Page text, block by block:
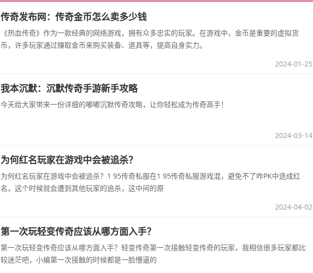
传奇发布网：传奇金币怎么卖多少钱
《热血传奇》作为一款经典的网络游戏，拥有众多忠实的玩家。在游戏中，金币是重要的虚拟货
币，许多玩家通过赚取金币来购买装备、道具等，提高自身实力。
2024-01-25
我本沉默：沉默传奇手游新手攻略
今天给大家带来一份详细的嘟嘟沉默传奇攻略，让你轻松成为传奇高手！
2024-03-14
为何红名玩家在游戏中会被追杀？
为何红名玩家在游戏中会被追杀？1 95传奇私服在1 95传奇私服游戏混，避免不了咋PK中造成红
名，这个时候就会遭到其他玩家的追杀，这中间的原
2024-04-02
第一次玩轻变传奇应该从哪方面入手？
第一次玩轻变传奇应该从哪方面入手？轻变传奇第一次接触轻变传奇的玩家，我相信很多玩家都比
较迷茫吧，小编第一次接触的时候都是一脸懵逼的